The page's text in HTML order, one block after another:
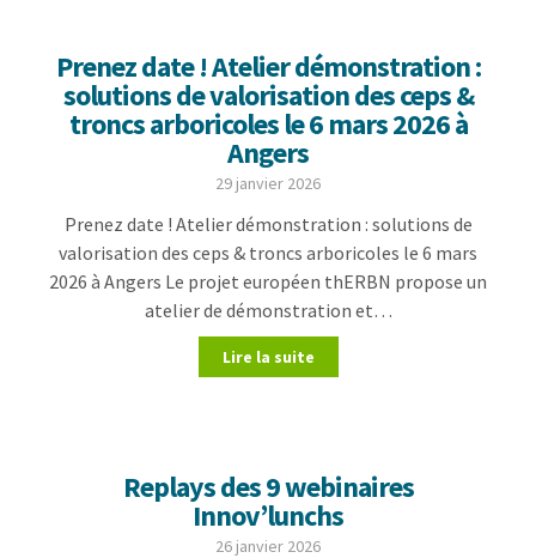
Prenez date ! Atelier démonstration :
solutions de valorisation des ceps &
troncs arboricoles le 6 mars 2026 à
Angers
29 janvier 2026
Prenez date ! Atelier démonstration : solutions de
valorisation des ceps & troncs arboricoles le 6 mars
2026 à Angers Le projet européen thERBN propose un
atelier de démonstration et…
Lire la suite
Replays des 9 webinaires
Innov’lunchs
26 janvier 2026